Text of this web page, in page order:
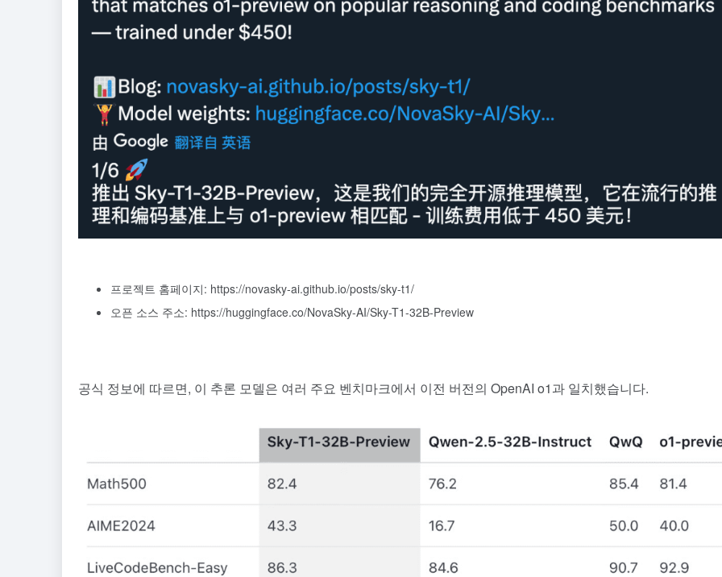
프로젝트 홈페이지: https://novasky-ai.github.io/posts/sky-t1/
오픈 소스 주소: https://huggingface.co/NovaSky-AI/Sky-T1-32B-Preview
공식 정보에 따르면, 이 추론 모델은 여러 주요 벤치마크에서 이전 버전의 OpenAI o1과 일치했습니다.